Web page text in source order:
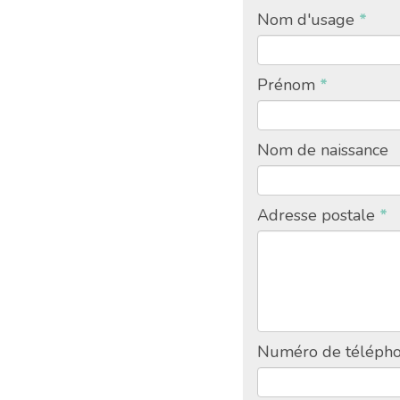
Nom d'usage *
Prénom *
Nom de naissance
Adresse postale *
Numéro de